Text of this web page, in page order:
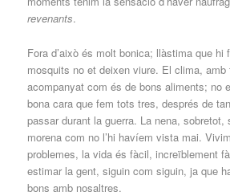
revenants.
Fora d’això és molt bonica; llàstima que hi
mosquits no et deixen viure. El clima, amb
acompanyat com és de bons aliments; no
bona cara que fem tots tres, després de
passar durant la guerra. La nena, sobretot,
morena com no l’hi havíem vista mai.
problemes, la vida és fàcil, increïblement
estimar la gent, siguin com siguin, ja que
bons amb nosaltres.